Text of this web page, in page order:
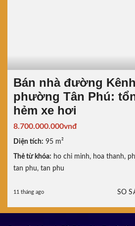
Bán nhà đường
phường Tân Phú:
hẻm xe hơi
8.700.000.000vnđ
Diện tích: 95 m²
Thẻ từ khóa: ho chi minh, hoa thanh,
tan phu, tan phu
11 tháng ago SO